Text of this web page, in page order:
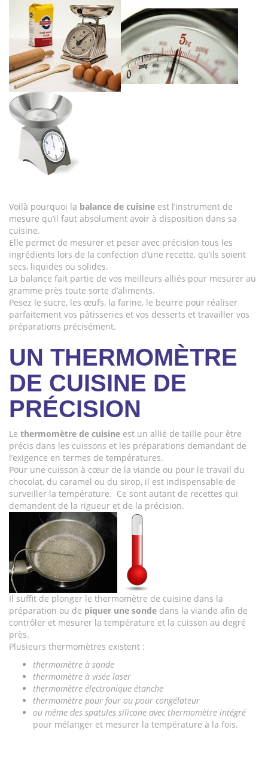
Voilà pourquoi la balance de cuisine est l’instrument de
mesure qu’il faut absolument avoir à disposition dans sa
cuisine.
Elle permet de mesurer et peser avec précision tous les
ingrédients lors de la confection d’une recette, qu’ils soient
secs, liquides ou solides.
La balance fait partie de vos meilleurs alliés pour mesurer au
gramme près toute sorte d’aliments.
Pesez le sucre, les œufs, la farine, le beurre pour réaliser
parfaitement vos pâtisseries et vos desserts et travailler vos
préparations précisément.
UN THERMOMÈTRE
DE CUISINE DE
PRÉCISION
Le thermomètre de cuisine est un allié de taille pour être
précis dans les cuissons et les préparations demandant de
l’exigence en termes de températures.
Pour une cuisson à cœur de la viande ou pour le travail du
chocolat, du caramel ou du sirop, il est indispensable de
surveiller la température. Ce sont autant de recettes qui
demandent de la rigueur et de la précision.
Il suffit de plonger le thermomètre de cuisine dans la
préparation ou de piquer une sonde dans la viande afin de
contrôler et mesurer la température et la cuisson au degré
près.
Plusieurs thermomètres existent :
thermomètre à sonde
thermomètre à visée laser
thermomètre électronique étanche
thermomètre pour four ou pour congélateur
ou même des spatules silicone avec thermomètre intégré
pour mélanger et mesurer la température à la fois.